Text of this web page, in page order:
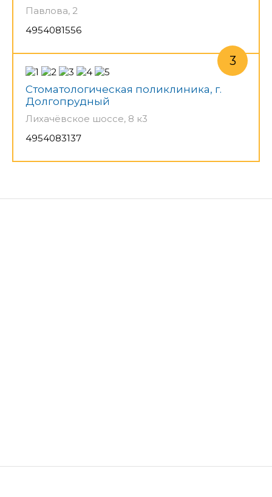
Павлова, 2
4954081556
Стоматологическая поликлиника, г.
Долгопрудный
Лихачёвское шоссе, 8 к3
4954083137